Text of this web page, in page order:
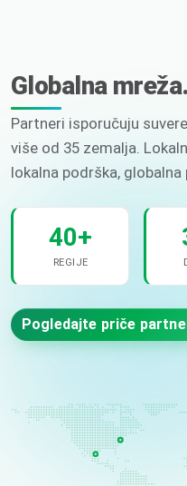
Globalna
Partneri isporučuju
više od 35 zemalja.
lokalna podrška,
40+
REGIJE
Pogledajte priče